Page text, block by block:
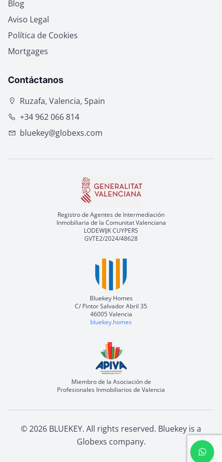
Blog
Aviso Legal
Política de Cookies
Mortgages
Contáctanos
Ruzafa, Valencia, Spain
+34 962 066 814
bluekey@globexs.com
Registro de Agentes de Intermediación
Inmobiliaria de la Comunitat Valenciana
LODEWIJK CUYPERS
GVTE2/2024/48628
Bluekey Homes
C/ Pintor Salvador Abril 35
46005 Valencia
bluekey.homes
Miembro de la Asociación de
Profesionales Inmobiliarios de Valencia
©2026 BLUEKEY. All rights reserved. Bluekey is a
Globexs company.